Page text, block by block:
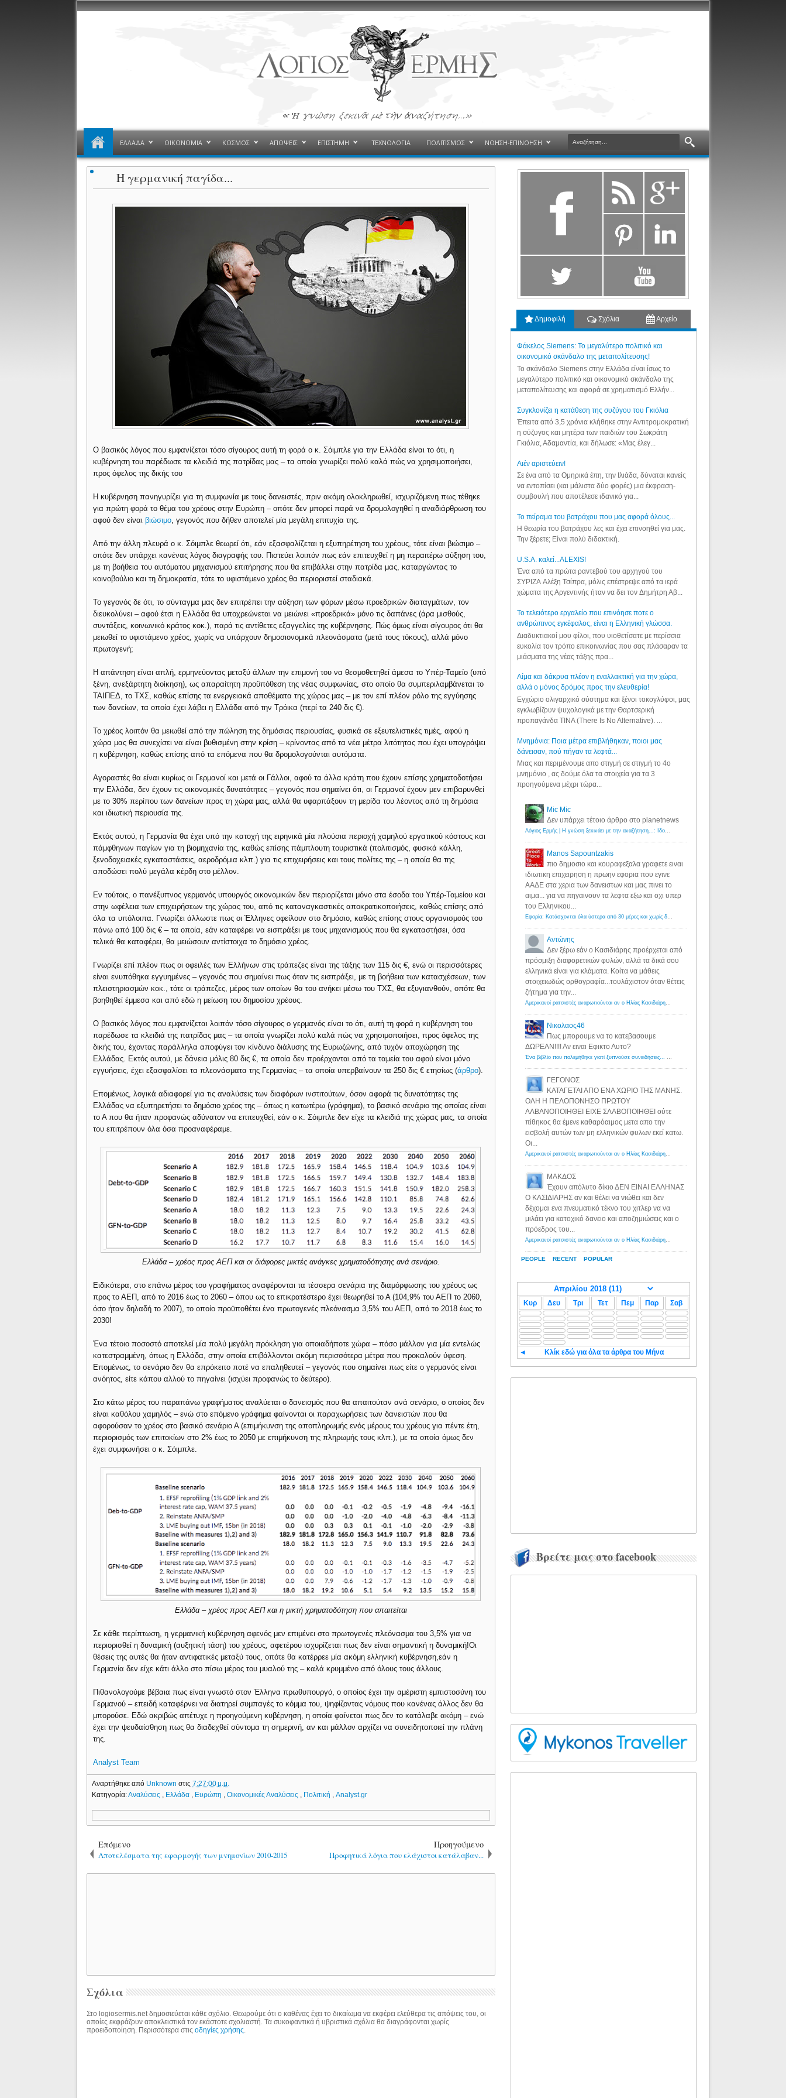
ΕΛΛΑΔΑ ΟΙΚΟΝΟΜΙΑ ΚΟΣΜΟΣ ΑΠΟΨΕΙΣ ΕΠΙΣΤΗΜΗ ΤΕΧΝΟΛΟΓΙΑ ΠΟΛΙΤΙΣΜΟΣ ΝΟΗΣΗ-ΕΠΙΝΟΗΣΗ
Η γερμανική παγίδα...
Ο βασικός λόγος που εμφανίζεται τόσο σίγουρος αυτή τη φορά ο κ. Σόιμπλε για την Ελλάδα είναι το ότι, η
κυβέρνηση του παρέδωσε τα κλειδιά της πατρίδας μας – τα οποία γνωρίζει πολύ καλά πώς να χρησιμοποιήσει,
προς όφελος της δικής του
Η κυβέρνηση πανηγυρίζει για τη συμφωνία με τους δανειστές, πριν ακόμη ολοκληρωθεί, ισχυριζόμενη πως τέθηκε
για πρώτη φορά το θέμα του χρέους στην Ευρώπη – οπότε δεν μπορεί παρά να δρομολογηθεί η αναδιάρθρωση του
αφού δεν είναιβιώσιμο, γεγονός που δήθεν αποτελεί μία μεγάλη επιτυχία της.
Από την άλλη πλευρά ο κ. Σόιμπλε θεωρεί ότι, εάν εξασφαλίζεται η εξυπηρέτηση του χρέους, τότε είναι βιώσιμο –
οπότε δεν υπάρχει κανένας λόγος διαγραφής του. Πιστεύει λοιπόν πως εάν επιτευχθεί η μη περαιτέρω αύξηση του,
με τη βοήθεια του αυτόματου μηχανισμού επιτήρησης που θα επιβάλλει στην πατρίδα μας, καταργώντας το
κοινοβούλιο και τη δημοκρατία, τότε το υφιστάμενο χρέος θα περιοριστεί σταδιακά.
Το γεγονός δε ότι, το σύνταγμα μας δεν επιτρέπει την αύξηση των φόρων μέσω προεδρικών διαταγμάτων, τον
διευκολύνει – αφού έτσι η Ελλάδα θα υποχρεώνεται να μειώνει «προεδρικά» μόνο τις δαπάνες (άρα μισθούς,
συντάξεις, κοινωνικό κράτος κοκ.), παρά τις αντίθετες εξαγγελίες της κυβέρνησης. Πώς όμως είναι σίγουρος ότι θα
μειωθεί το υφιστάμενο χρέος, χωρίς να υπάρχουν δημοσιονομικά πλεονάσματα (μετά τους τόκους), αλλά μόνο
πρωτογενή;
Η απάντηση είναι απλή, ερμηνεύοντας μεταξύ άλλων την επιμονή του να θεσμοθετηθεί άμεσα το Υπέρ-Ταμείο (υπό
ξένη, ανεξάρτητη διοίκηση), ως απαραίτητη προϋπόθεση της νέας συμφωνίας, στο οποίο θα συμπεριλαμβάνεται το
ΤΑΙΠΕΔ, το ΤΧΣ, καθώς επίσης τα ενεργειακά αποθέματα της χώρας μας – με τον επί πλέον ρόλο της εγγύησης
των δανείων, τα οποία έχει λάβει η Ελλάδα από την Τρόικα (περί τα 240 δις €).
Το χρέος λοιπόν θα μειωθεί από την πώληση της δημόσιας περιουσίας, φυσικά σε εξευτελιστικές τιμές, αφού η
χώρα μας θα συνεχίσει να είναι βυθισμένη στην κρίση – κρίνοντας από τα νέα μέτρα λιτότητας που έχει υπογράψει
η κυβέρνηση, καθώς επίσης από τα επόμενα που θα δρομολογούνται αυτόματα.
Αγοραστές θα είναι κυρίως οι Γερμανοί και μετά οι Γάλλοι, αφού τα άλλα κράτη που έχουν επίσης χρηματοδοτήσει
την Ελλάδα, δεν έχουν τις οικονομικές δυνατότητες – γεγονός που σημαίνει ότι, οι Γερμανοί έχουν μεν επιβαρυνθεί
με το 30% περίπου των δανείων προς τη χώρα μας, αλλά θα υφαρπάξουν τη μερίδα του λέοντος από τη δημόσια
και ιδιωτική περιουσία της.
Εκτός αυτού, η Γερμανία θα έχει υπό την κατοχή της ειρηνικά μία πλούσια περιοχή χαμηλού εργατικού κόστους και
πάμφθηνων παγίων για τη βιομηχανία της, καθώς επίσης πάμπλουτη τουριστικά (πολιτισμός, φυσικά κάλλη,
ξενοδοχειακές εγκαταστάσεις, αεροδρόμια κλπ.) για τις επιχειρήσεις και τους πολίτες της – η οποία θα της
αποδώσει πολύ μεγάλα κέρδη στο μέλλον.
Εν τούτοις, ο πανέξυπνος γερμανός υπουργός οικονομικών δεν περιορίζεται μόνο στα έσοδα του Υπέρ-Ταμείου και
στην ωφέλεια των επιχειρήσεων της χώρας του, από τις καταναγκαστικές αποκρατικοποιήσεις, καθώς επίσης από
όλα τα υπόλοιπα. Γνωρίζει άλλωστε πως οι Έλληνες οφείλουν στο δημόσιο, καθώς επίσης στους οργανισμούς του
πάνω από 100 δις € – τα οποία, εάν καταφέρει να εισπράξει με τους μηχανισμούς που θα εγκαταστήσει, όσα
τελικά θα καταφέρει, θα μειώσουν αντίστοιχα το δημόσιο χρέος.
Γνωρίζει επί πλέον πως οι οφειλές των Ελλήνων στις τράπεζες είναι της τάξης των 115 δις €, ενώ οι περισσότερες
είναι ενυπόθηκα εγγυημένες – γεγονός που σημαίνει πως όταν τις εισπράξει, με τη βοήθεια των κατασχέσεων, των
πλειστηριασμών κοκ., τότε οι τράπεζες, μέρος των οποίων θα του ανήκει μέσω του ΤΧΣ, θα εξυγιανθούν, οπότε θα
βοηθηθεί έμμεσα και από εδώ η μείωση του δημοσίου χρέους.
Ο βασικός λόγος που εμφανίζεται λοιπόν τόσο σίγουρος ο γερμανός είναι το ότι, αυτή τη φορά η κυβέρνηση του
παρέδωσε τα κλειδιά της πατρίδας μας – τα οποία γνωρίζει πολύ καλά πώς να χρησιμοποιήσει, προς όφελος της
δικής του, έχοντας παράλληλα αποφύγει τον κίνδυνο διάλυσης της Ευρωζώνης, από τυχόν αποχώρηση της
Ελλάδας. Εκτός αυτού, με δάνεια μόλις 80 δις €, τα οποία δεν προέρχονται από τα ταμεία του αφού είναι μόνο
εγγυήσεις, έχει εξασφαλίσει τα πλεονάσματα της Γερμανίας – τα οποία υπερβαίνουν τα 250 δις € ετησίως (άρθρο).
Επομένως, λογικά αδιαφορεί για τις αναλύσεις των διαφόρων ινστιτούτων, όσον αφορά τις δυνατότητες της
Ελλάδας να εξυπηρετήσει το δημόσιο χρέος της – όπως η κατωτέρω (γράφημα), το βασικό σενάριο της οποίας είναι
το Α που θα ήταν προφανώς αδύνατον να επιτευχθεί, εάν ο κ. Σόιμπλε δεν είχε τα κλειδιά της χώρας μας, τα οποία
του επιτρέπουν όλα όσα προαναφέραμε.
Ελλάδα – χρέος προς ΑΕΠ και οι διάφορες μικτές ανάγκες χρηματοδότησης ανά σενάριο.
Ειδικότερα, στο επάνω μέρος του γραφήματος αναφέρονται τα τέσσερα σενάρια της διαμόρφωσης του χρέους ως
προς το ΑΕΠ, από το 2016 έως το 2060 – όπου ως το επικρατέστερο έχει θεωρηθεί το Α (104,9% του ΑΕΠ το 2060,
όσο ήταν δηλαδή το 2007), το οποίο προϋποθέτει ένα πρωτογενές πλεόνασμα 3,5% του ΑΕΠ, από το 2018 έως το
2030!
Ένα τέτοιο ποσοστό αποτελεί μία πολύ μεγάλη πρόκληση για οποιαδήποτε χώρα – πόσο μάλλον για μία εντελώς
κατεστραμμένη, όπως η Ελλάδα, στην οποία επιβάλλονται ακόμη περισσότερα μέτρα που προκαλούν ύφεση.
Επομένως, το σενάριο δεν θα επρόκειτο ποτέ να επαληθευτεί – γεγονός που σημαίνει πως είτε ο γερμανός είναι
ανόητος, είτε κάπου αλλού το πηγαίνει (ισχύει προφανώς το δεύτερο).
Στο κάτω μέρος του παραπάνω γραφήματος αναλύεται ο δανεισμός που θα απαιτούταν ανά σενάριο, ο οποίος δεν
είναι καθόλου χαμηλός – ενώ στο επόμενο γράφημα φαίνονται οι παραχωρήσεις των δανειστών που θα
αφορούσαν το χρέος στο βασικό σενάριο Α (επιμήκυνση της αποπληρωμής ενός μέρους του χρέους για πέντε έτη,
περιορισμός των επιτοκίων στο 2% έως το 2050 με επιμήκυνση της πληρωμής τους κλπ.), με τα οποία όμως δεν
έχει συμφωνήσει ο κ. Σόιμπλε.
Ελλάδα – χρέος προς ΑΕΠ και η μικτή χρηματοδότηση που απαιτείται
Σε κάθε περίπτωση, η γερμανική κυβέρνηση αφενός μεν επιμένει στο πρωτογενές πλεόνασμα του 3,5% για να
περιορισθεί η δυναμική (αυξητική τάση) του χρέους, αφετέρου ισχυρίζεται πως δεν είναι σημαντική η δυναμική!Οι
θέσεις της αυτές θα ήταν αντιφατικές μεταξύ τους, οπότε θα κατέρρεε μία ακόμη ελληνική κυβέρνηση,εάν η
Γερμανία δεν είχε κάτι άλλο στο πίσω μέρος του μυαλού της – καλά κρυμμένο από όλους τους άλλους.
Πιθανολογούμε βέβαια πως είναι γνωστό στον Έλληνα πρωθυπουργό, ο οποίος έχει την αμέριστη εμπιστοσύνη του
Γερμανού – επειδή καταφέρνει να διατηρεί συμπαγές το κόμμα του, ψηφίζοντας νόμους που κανένας άλλος δεν θα
μπορούσε. Εδώ ακριβώς απέτυχε η προηγούμενη κυβέρνηση, η οποία φαίνεται πως δεν το κατάλαβε ακόμη – ενώ
έχει την ψευδαίσθηση πως θα διαδεχθεί σύντομα τη σημερινή, αν και μάλλον αρχίζει να συνειδητοποιεί την πλάνη
της.
Analyst Team
Αναρτήθηκε από Unknownστις7:27:00 μ.μ.
Κατηγορία:Αναλύσεις Ελλάδα Ευρώπη ,Οικονομικές Αναλύσεις Πολιτική ,Analyst.gr
Επόμενο
Αποτελέσματα της εφαρμογής των μνημονίων 2010-2015
Προηγούμενο
Προφητικά λόγια που ελάχιστοι κατάλαβαν...
Σχόλια
Στο logiosermis.net δημοσιεύεται κάθε σχόλιο. Θεωρούμε ότι ο καθένας έχει το δικαίωμα να εκφέρει ελεύθερα τις απόψεις του, οι
οποίες εκφράζουν αποκλειστικά τον εκάστοτε σχολιαστή. Τα συκοφαντικά ή υβριστικά σχόλια θα διαγράφονται χωρίς
προειδοποίηση. Περισσότερα στιςοδηγίες χρήσης
Δημοφιλή Σχόλια Αρχείο
Φάκελος Siemens: Το μεγαλύτερο πολιτικό και
οικονομικό σκάνδαλο της μεταπολίτευσης!
Το σκάνδαλο Siemens στην Ελλάδα είναι ίσως το
μεγαλύτερο πολιτικό και οικονομικό σκάνδαλο της
μεταπολίτευσης και αφορά σε χρηματισμό Ελλήν...
Συγκλονίζει η κατάθεση της συζύγου του Γκιόλια
Έπειτα από 3,5 χρόνια κλήθηκε στην Αντιτρομοκρατική
η σύζυγος και μητέρα των παιδιών του Σωκράτη
Γκιόλια, Αδαμαντία, και δήλωσε: «Μας έλεγ...
Aιέν αριστεύειν!
Σε ένα από τα Ομηρικά έπη, την Ιλιάδα, δύναται κανείς
να εντοπίσει (και μάλιστα δύο φορές) μια έκφραση-
συμβουλή που αποτέλεσε ιδανικό για...
Το πείραμα του βατράχου που μας αφορά όλους...
Η θεωρία του βατράχου λες και έχει επινοηθεί για μας.
Την ξέρετε; Είναι πολύ διδακτική.
U.S.A. καλεί...ALEXIS!
Ένα από τα πρώτα ραντεβού του αρχηγού του
ΣΥΡΙΖΑ Αλέξη Τσίπρα, μόλις επέστρεψε από τα ιερά
χώματα της Αργεντινής ήταν να δει τον Δημήτρη Αβ...
Το τελειότερο εργαλείο που επινόησε ποτε ο
ανθρώπινος εγκέφαλος, είναι η Ελληνική γλώσσα.
Διαδυκτιακοί μου φίλοι, που υιοθετίσατε με περίσσια
ευκολία τον τρόπο επικοινωνίας που σας πλάσαραν τα
μιάσματα της νέας τάξης πρα...
Αίμα και δάκρυα πλέον η εναλλακτική για την χώρα,
αλλά ο μόνος δρόμος προς την ελευθερία!
Εγχώριο ολιγαρχικό σύστημα και ξένοι τοκογλύφοι, μας
εγκλωβίζουν ψυχολογικά με την Θαρτσερική
προπαγάνδα TINA (There Is No Alternative). ...
Μνημόνια: Ποια μέτρα επιβλήθηκαν, ποιοι μας
δάνεισαν, πού πήγαν τα λεφτά...
Μιας και περιμένουμε απο στιγμή σε στιγμή το 4ο
μνημόνιο , ας δούμε όλα τα στοιχεία για τα 3
προηγούμενα μέχρι τώρα...
PEOPLE RECENT POPULAR
Mic Mic
Δεν υπάρχει τέτοιο άρθρο στο planetnews
Λόγιος Ερμής | Η γνώση ξεκινάει με την αναζήτηση...: Ιδού οι 18 που χρωστούν 11 δις ευρώ!
Manos Sapountzakis
πιο δημοσιο και κουραφεξαλα γραφετε ειναι
ιδιωτικη επιχειρηση η πρωην εφορια που εγινε
ΑΑΔΕ στα χερια των δανειστων και μας πινει το
αιμα... για να πηγαινουν τα λεφτα εξω και οχι υπερ
του Ελληνικου...
Εφορία: Κατάσχονται όλα ύστερα από 30 μέρες και χωρίς δικαστικές αποφάσεις - Λόγιος Ερμής
Αντώνης
Δεν ξέρω εάν ο Κασιδιάρης προέρχεται από
πρόσμιξη διαφορετικών φυλών, αλλά τα δικά σου
ελληνικά είναι για κλάματα. Κοίτα να μάθεις
στοιχειωδώς ορθογραφία...τουλάχιστον όταν θέτεις
ζήτημα για την...
Αμερικανοί ρατσιστές αναρωτιούνται αν ο Ηλίας Κασιδιάρης ανήκει στη λευκή φυλή... - Λόγιος Ερμής
Νικολαος46
Πως μπορουμε να το κατεβασουμε
ΔΩΡΕΑΝ!!!! Αν ειναι Εφικτο Αυτο?
Ένα βιβλίο που πολεμήθηκε γιατί ξυπνούσε συνειδήσεις... - Λόγιος Ερμής | Η γνώση ξεκινάει με την αναζήτηση...
ΓΕΓΟΝΟΣ
ΚΑΤΑΓΕΤΑΙ ΑΠΟ ΕΝΑ ΧΩΡΙΟ ΤΗΣ ΜΑΝΗΣ.
ΟΛΗ Η ΠΕΛΟΠΟΝΗΣΟ ΠΡΩΤΟΥ
ΑΛΒΑΝΟΠΟΙΗΘΕΙ ΕΙΧΕ ΣΛΑΒΟΠΟΙΗΘΕΙ ούτε
πίθηκος θα έμενε καθαρόαιμος μετα απο την
εισβολή αυτών των μη ελληνικών φυλων εκεί κατω.
Οι...
Αμερικανοί ρατσιστές αναρωτιούνται αν ο Ηλίας Κασιδιάρης ανήκει στη λευκή φυλή... - Λόγιος Ερμής
ΜΑΚΔΟΣ
Έχουν απόλυτο δίκιο ΔΕΝ ΕΙΝΑΙ ΕΛΛΗΝΑΣ
Ο ΚΑΣΙΔΙΑΡΗΣ αν και θέλει να νιώθει και δεν
δέχομαι ενα πνευματικό τέκνο του χιτλερ να να
μιλάει για κατοχικό δανειο και αποζημιώσεις και ο
πρόεδρος του...
Αμερικανοί ρατσιστές αναρωτιούνται αν ο Ηλίας Κασιδιάρης ανήκει στη λευκή φυλή... - Λόγιος Ερμής
Κυρ Δευ Τρι Τετ Πεμ Παρ Σαβ
◄ Κλίκ εδώ για όλα τα άρθρα του Μήνα
Βρείτε μας στο facebook